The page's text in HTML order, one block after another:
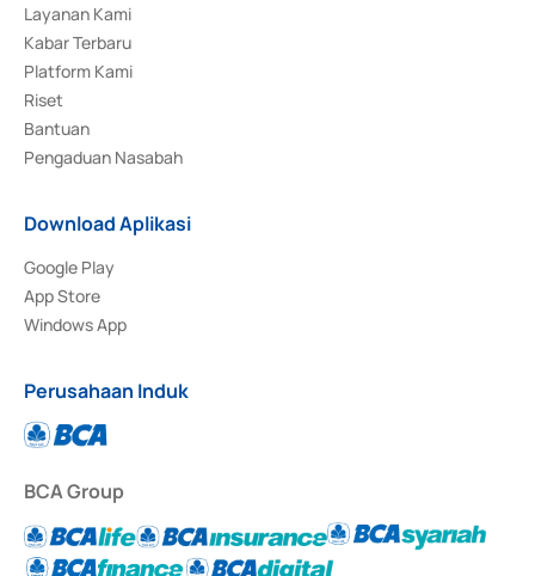
Layanan Kami
Kabar Terbaru
Platform Kami
Riset
Bantuan
Pengaduan Nasabah
Download Aplikasi
Google Play
App Store
Windows App
Perusahaan Induk
BCA Group